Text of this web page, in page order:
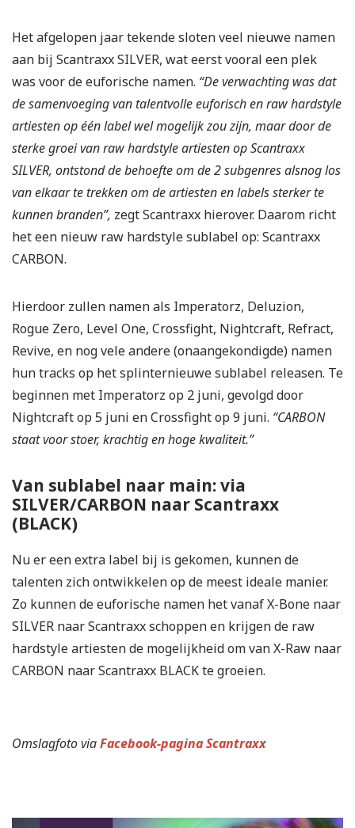
Het afgelopen jaar tekende sloten veel nieuwe namen
aan bij Scantraxx SILVER, wat eerst vooral een plek
was voor de euforische namen. “De verwachting was dat
de samenvoeging van talentvolle euforisch en raw hardstyle
artiesten op één label wel mogelijk zou zijn, maar door de
sterke groei van raw hardstyle artiesten op Scantraxx
SILVER, ontstond de behoefte om de 2 subgenres alsnog los
van elkaar te trekken om de artiesten en labels sterker te
kunnen branden”, zegt Scantraxx hierover. Daarom richt
het een nieuw raw hardstyle sublabel op: Scantraxx
CARBON.
Hierdoor zullen namen als Imperatorz, Deluzion,
Rogue Zero, Level One, Crossfight, Nightcraft, Refract,
Revive, en nog vele andere (onaangekondigde) namen
hun tracks op het splinternieuwe sublabel releasen. Te
beginnen met Imperatorz op 2 juni, gevolgd door
Nightcraft op 5 juni en Crossfight op 9 juni. “CARBON
staat voor stoer, krachtig en hoge kwaliteit.”
Van sublabel naar main: via
SILVER/CARBON naar Scantraxx
(BLACK)
Nu er een extra label bij is gekomen, kunnen de
talenten zich ontwikkelen op de meest ideale manier.
Zo kunnen de euforische namen het vanaf X-Bone naar
SILVER naar Scantraxx schoppen en krijgen de raw
hardstyle artiesten de mogelijkheid om van X-Raw naar
CARBON naar Scantraxx BLACK te groeien.
Omslagfoto viaFacebook-pagina Scantraxx